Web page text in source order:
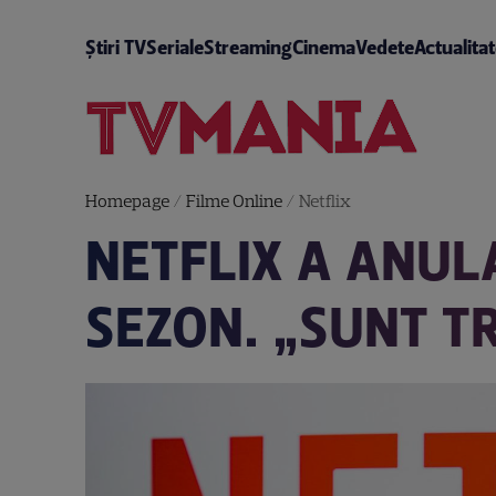
Știri TVSerialeStreamingCinemaVedete
Homepage/ Filme Online/ Netflix
NETFLIX A
SEZON. „SUNT